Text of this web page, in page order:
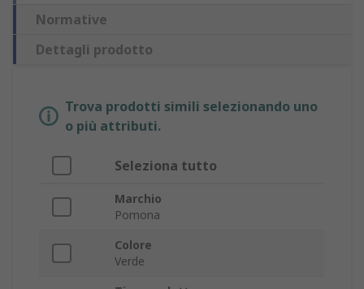
Normative
Dettagli prodotto
Trova prodotti simili selezionando uno
o più attributi.
Seleziona tutto
Marchio
Pomona
Colore
Verde